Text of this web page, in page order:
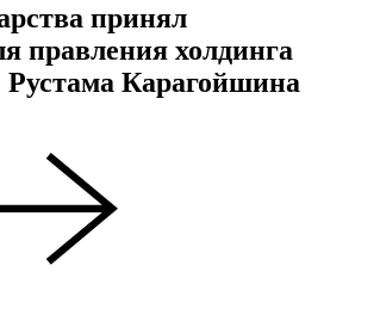
принял
правления холдинга
Рустама Карагойшина